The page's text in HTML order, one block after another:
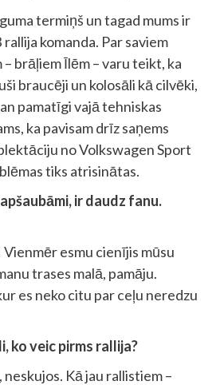
termiņš un tagad mums ir
rallija komanda. Par saviem
brāļiem Īlēm – varu teikt, ka
braucēji un kolosāli kā cilvēki,
pamatīgi vajā tehniskas
ka pavisam drīz saņems
no Volkswagen Sport
tiks atrisinātas.
ir daudz fanu.
esmu cienījis mūsu
trases malā, pamāju.
es neko citu par ceļu neredzu
ko veic pirms rallija?
Kā jau rallistiem –